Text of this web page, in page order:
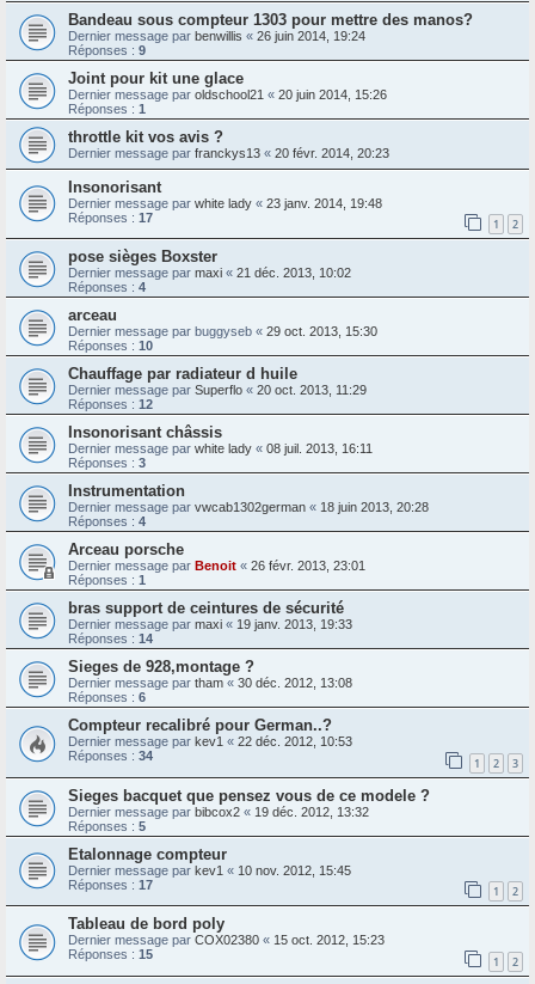
Bandeau sous compteur 1303 pour mettre des manos?
Dernier message par benwillis « 26 juin 2014, 19:24
Réponses : 9
Joint pour kit une glace
Dernier message par oldschool21 « 20 juin 2014, 15:26
Réponses : 1
throttle kit vos avis ?
Dernier message par franckys13 « 20 févr. 2014, 20:23
Insonorisant
Dernier message par white lady « 23 janv. 2014, 19:48
Réponses : 17 1 2
pose sièges Boxster
Dernier message par maxi « 21 déc. 2013, 10:02
Réponses : 4
arceau
Dernier message par buggyseb « 29 oct. 2013, 15:30
Réponses : 10
Chauffage par radiateur d huile
Dernier message par Superflo « 20 oct. 2013, 11:29
Réponses : 12
Insonorisant châssis
Dernier message par white lady « 08 juil. 2013, 16:11
Réponses : 3
Instrumentation
Dernier message par vwcab1302german « 18 juin 2013, 20:28
Réponses : 4
Arceau porsche
Dernier message par Benoit « 26 févr. 2013, 23:01
Réponses : 1
bras support de ceintures de sécurité
Dernier message par maxi « 19 janv. 2013, 19:33
Réponses : 14
Sieges de 928,montage ?
Dernier message par tham « 30 déc. 2012, 13:08
Réponses : 6
Compteur recalibré pour German..?
Dernier message par kev1 « 22 déc. 2012, 10:53
Réponses : 34 1 2 3
Sieges bacquet que pensez vous de ce modele ?
Dernier message par bibcox2 « 19 déc. 2012, 13:32
Réponses : 5
Etalonnage compteur
Dernier message par kev1 « 10 nov. 2012, 15:45
Réponses : 17 1 2
Tableau de bord poly
Dernier message par COX02380 « 15 oct. 2012, 15:23
Réponses : 15 1 2